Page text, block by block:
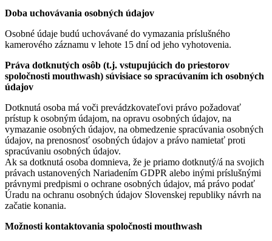
Doba uchovávania osobných údajov
Osobné údaje budú uchovávané do vymazania príslušného
kamerového záznamu v lehote 15 dní od jeho vyhotovenia.
Práva dotknutých osôb (t.j. vstupujúcich do priestorov
spoločnosti mouthwash) súvisiace so spracúvaním ich osobných
údajov
Dotknutá osoba má voči prevádzkovateľovi právo požadovať
prístup k osobným údajom, na opravu osobných údajov, na
vymazanie osobných údajov, na obmedzenie spracúvania osobných
údajov, na prenosnosť osobných údajov a právo namietať proti
spracúvaniu osobných údajov.
Ak sa dotknutá osoba domnieva, že je priamo dotknutý/á na svojich
právach ustanovených Nariadením GDPR alebo inými príslušnými
právnymi predpismi o ochrane osobných údajov, má právo podať
Úradu na ochranu osobných údajov Slovenskej republiky návrh na
začatie konania.
Možnosti kontaktovania spoločnosti mouthwash